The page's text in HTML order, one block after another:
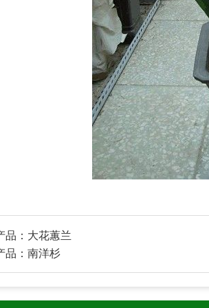
： 大花蕙兰
： 南洋杉